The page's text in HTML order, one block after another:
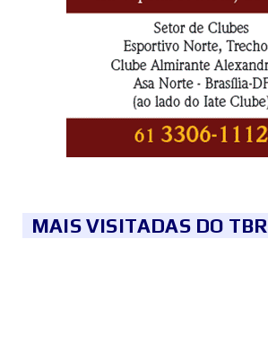
MAIS VISITADAS DO TBR